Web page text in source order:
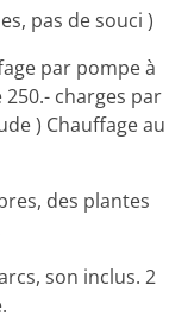
pas de souci )
par pompe à
charges par
) Chauffage au
des plantes
son inclus. 2